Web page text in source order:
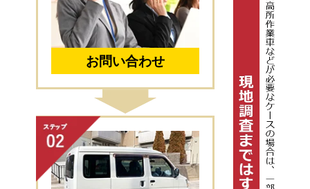
お問い合わせ